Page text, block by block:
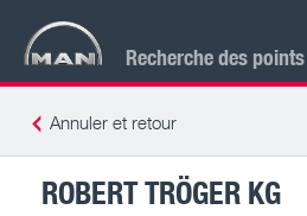
Recherche des
Annuler et retour
ROBERT TRÖGER KG